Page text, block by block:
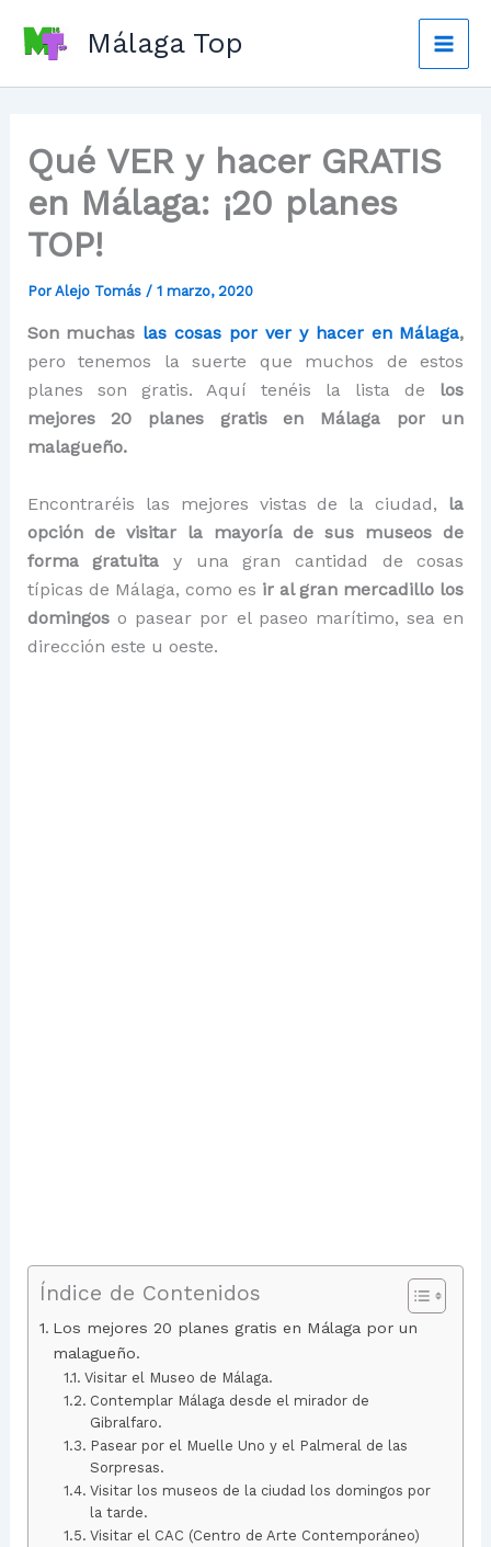
Málaga Top
Qué VER y hacer GRATIS
en Málaga: ¡20 planes
TOP!
PorAlejo Tomás / 1 marzo, 2020
Son muchas las cosas por ver y hacer en Málaga,
pero tenemos la suerte que muchos de estos
planes son gratis. Aquí tenéis la lista de los
mejores 20 planes gratis en Málaga por un
malagueño.
Encontraréis las mejores vistas de la ciudad, la
opción de visitar la mayoría de sus museos de
forma gratuita y una gran cantidad de cosas
típicas de Málaga, como es ir al gran mercadillo los
domingoso pasear por el paseo marítimo, sea en
dirección este u oeste.
Índice de Contenidos
Los mejores 20 planes gratis en Málaga por un
malagueño.
Visitar el Museo de Málaga.
Contemplar Málaga desde el mirador de
Gibralfaro.
Pasear por el Muelle Uno y el Palmeral de las
Sorpresas.
Visitar los museos de la ciudad los domingos por
la tarde.
Visitar el CAC (Centro de Arte Contemporáneo)